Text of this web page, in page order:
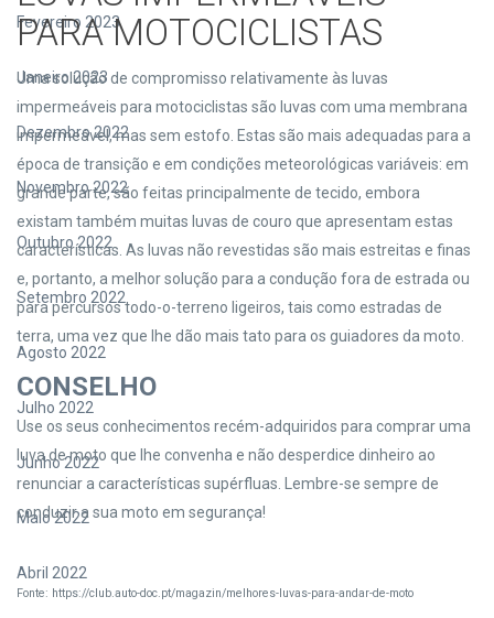
PARA MOTOCICLISTAS
Uma solução de compromisso relativamente às luvas
impermeáveis para motociclistas são luvas com uma membrana
impermeável, mas sem estofo. Estas são mais adequadas para a
época de transição e em condições meteorológicas variáveis: em
grande parte, são feitas principalmente de tecido, embora
existam também muitas luvas de couro que apresentam estas
características. As luvas não revestidas são mais estreitas e finas
e, portanto, a melhor solução para a condução fora de estrada ou
para percursos todo-o-terreno ligeiros, tais como estradas de
terra, uma vez que lhe dão mais tato para os guiadores da moto.
CONSELHO
Use os seus conhecimentos recém-adquiridos para comprar uma
luva de moto que lhe convenha e não desperdice dinheiro ao
renunciar a características supérfluas. Lembre-se sempre de
conduzir a sua moto em segurança!
Fonte: https://club.auto-doc.pt/magazin/melhores-luvas-para-andar-de-moto
Fevereiro 2023
Janeiro 2023
Dezembro 2022
Novembro 2022
Outubro 2022
Setembro 2022
Agosto 2022
Julho 2022
Junho 2022
Maio 2022
Abril 2022